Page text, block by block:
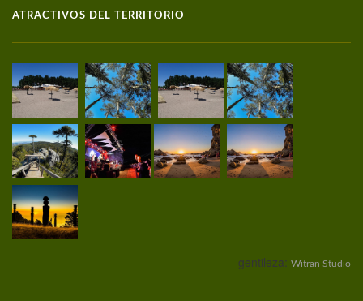
ATRACTIVOS DEL TERRITORIO
gentileza: Witran Studio